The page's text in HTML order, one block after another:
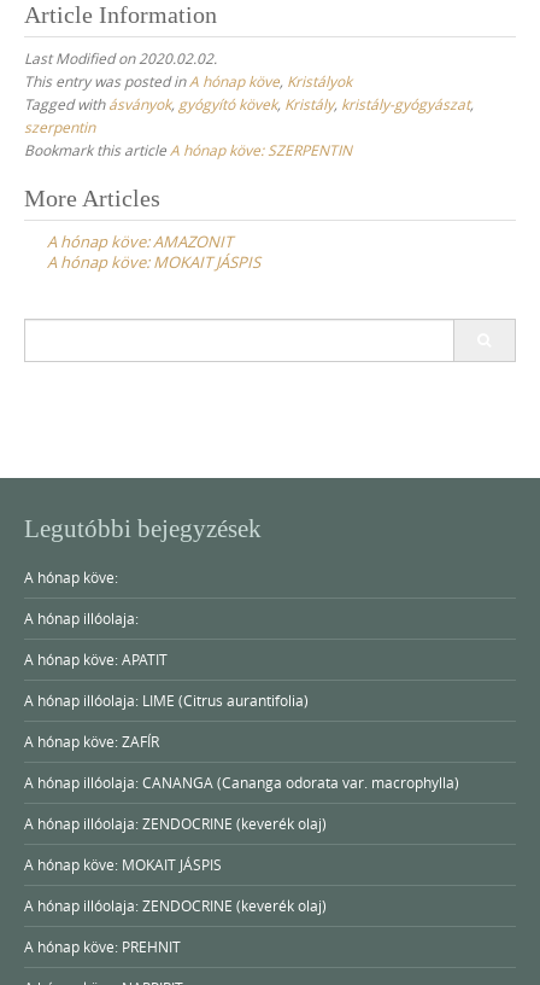
Article Information
Last Modified on 2020.02.02.
This entry was posted inA hónap köve, Kristályok
Tagged withásványok, gyógyító kövek, Kristály, kristály-gyógyászat,
szerpentin
Bookmark this articleA hónap köve: SZERPENTIN
Post
navigation
More Articles
A hónap köve: AMAZONIT
A hónap köve: MOKAIT JÁSPIS
Legutóbbi bejegyzések
A hónap köve:
A hónap illóolaja:
A hónap köve: APATIT
A hónap illóolaja: LIME (Citrus aurantifolia)
A hónap köve: ZAFÍR
A hónap illóolaja: CANANGA (Cananga odorata var. macrophylla)
A hónap illóolaja: ZENDOCRINE (keverék olaj)
A hónap köve: MOKAIT JÁSPIS
A hónap illóolaja: ZENDOCRINE (keverék olaj)
A hónap köve: PREHNIT